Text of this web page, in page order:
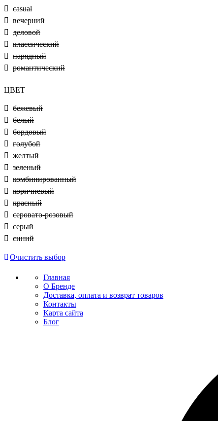
casual
вечерний
деловой
классический
нарядный
романтический
ЦВЕТ
бежевый
белый
бордовый
голубой
желтый
зеленый
комбинированный
коричневый
красный
серовато-розовый
серый
синий
Очистить выбор
Главная
О Бренде
Доставка, оплата и возврат товаров
Контакты
Карта сайта
Блог